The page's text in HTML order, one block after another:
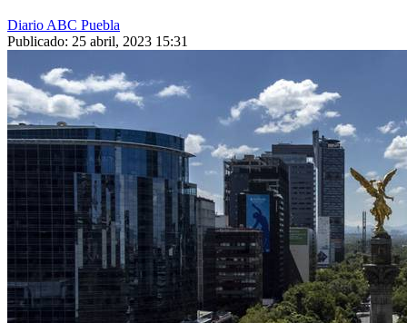
Diario ABC Puebla
Publicado: 25 abril, 2023 15:31